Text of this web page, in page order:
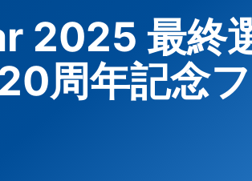
2025 最終
周年記念